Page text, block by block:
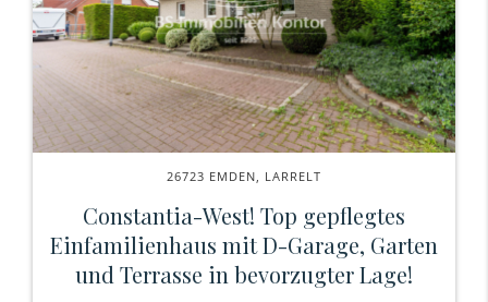
26723 EMDEN, LARRELT
Constantia-West! Top gepflegtes
Einfamilienhaus mit D-Garage, Garten
und Terrasse in bevorzugter Lage!